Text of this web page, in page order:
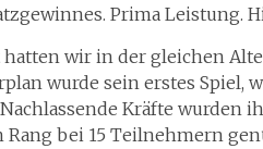
Prima Leistung.
wir in der gleichen
wurde sein erstes Spiel,
Kräfte wurden
bei 15 Teilnehmern